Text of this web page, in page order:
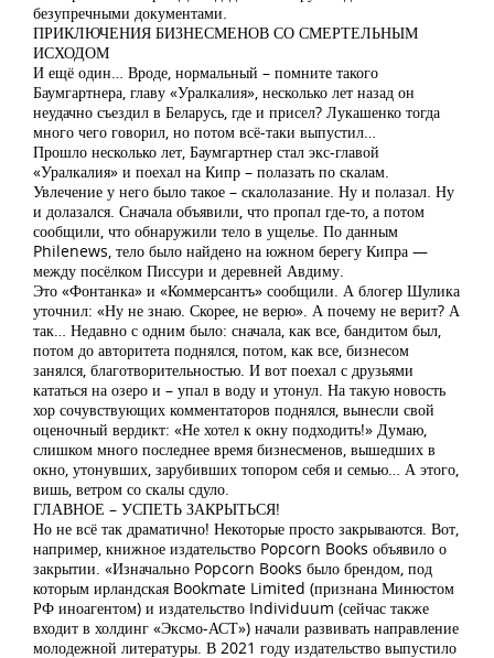
безупречными документами.
ПРИКЛЮЧЕНИЯ БИЗНЕСМЕНОВ СО СМЕРТЕЛЬНЫМ
ИСХОДОМ
И ещё один… Вроде, нормальный – помните такого
Баумгартнера, главу «Уралкалия», несколько лет назад он
неудачно съездил в Беларусь, где и присел? Лукашенко тогда
много чего говорил, но потом всё-таки выпустил…
Прошло несколько лет, Баумгартнер стал экс-главой
«Уралкалия» и поехал на Кипр – полазать по скалам.
Увлечение у него было такое – скалолазание. Ну и полазал. Ну
и долазался. Сначала объявили, что пропал где-то, а потом
сообщили, что обнаружили тело в ущелье. По данным
Philenews, тело было найдено на южном берегу Кипра —
между посёлком Писсури и деревней Авдиму.
Это «Фонтанка» и «Коммерсантъ» сообщили. А блогер Шулика
уточнил: «Ну не знаю. Скорее, не верю». А почему не верит? А
так… Недавно с одним было: сначала, как все, бандитом был,
потом до авторитета поднялся, потом, как все, бизнесом
занялся, благотворительностью. И вот поехал с друзьями
кататься на озеро и – упал в воду и утонул. На такую новость
хор сочувствующих комментаторов поднялся, вынесли свой
оценочный вердикт: «Не хотел к окну подходить!» Думаю,
слишком много последнее время бизнесменов, вышедших в
окно, утонувших, зарубивших топором себя и семью… А этого,
вишь, ветром со скалы сдуло.
ГЛАВНОЕ – УСПЕТЬ ЗАКРЫТЬСЯ!
Но не всё так драматично! Некоторые просто закрываются. Вот,
например, книжное издательство Popcorn Books объявило о
закрытии. «Изначально Popcorn Books было брендом, под
которым ирландская Bookmate Limited (признана Минюстом
РФ иноагентом) и издательство Individuum (сейчас также
входит в холдинг «Эксмо-АСТ») начали развивать направление
молодежной литературы. В 2021 году издательство выпустило